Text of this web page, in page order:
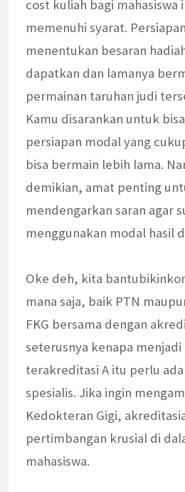
cost kuliah bagi mahasiswa
memenuhi syarat.
menentukan besaran
dapatkan dan lamanya
permainan taruhan judi
Kamu disarankan untuk
persiapan modal yang
bisa bermain lebih lama.
demikian, amat penting
mendengarkan saran agar
menggunakan modal hasil
Oke deh, kita
mana saja, baik PTN
FKG bersama dengan
seterusnya kenapa menjadi
terakreditasi A itu perlu
spesialis. Jika ingin
Kedokteran Gigi,
pertimbangan krusial di
mahasiswa.